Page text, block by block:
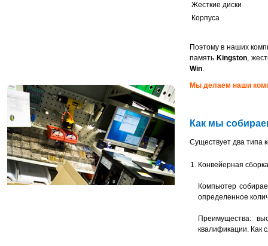
Жесткие диски
Корпуса
Поэтому в наших
память Kingston,
Win.
Мы делаем наши
Как мы
Существует два типа
Конвейерная
Компьютер
определенное
Преимущества:
квалификации. Как